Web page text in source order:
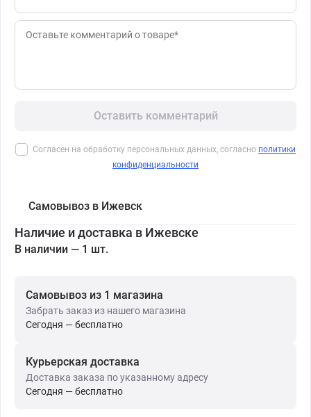
Оставить комментарий
Согласен на обработку персональных данных, согласно политики
конфиденциальности
Самовывоз в Ижевск
Наличие и доставка в Ижевске
В наличии — 1 шт.
Самовывоз из 1 магазина
Забрать заказ из нашего магазина
Сегодня — бесплатно
Курьерская доставка
Доставка заказа по указанному адресу
Сегодня — бесплатно